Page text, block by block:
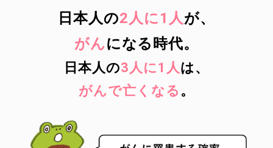
日本人の2人に1人が、
がんになる時代。
日本人の3人に1人 は、
がんで亡くなる 。